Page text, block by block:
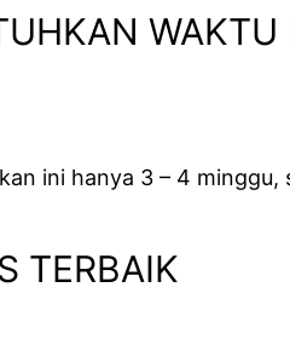
ini hanya 3 – 4
TERBAIK